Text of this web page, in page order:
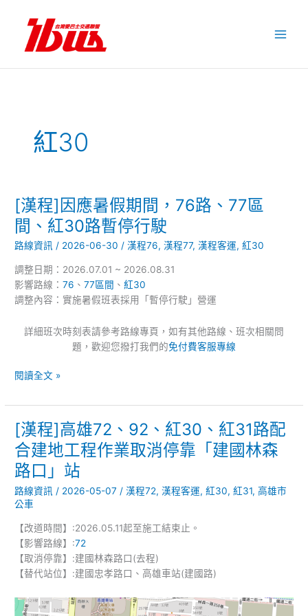
內
紅30
[漢程]因應暑假期間，76路、77區
間、紅30路暫停行駛
路線資訊 / 2026-06-30/漢程76,漢程77,漢程客運,紅30
調整日期：2026.07.01 ~ 2026.08.31
影響路線：76 、77區間 、紅30
調整內容：實施暑假班表採用「暫停行駛」營運
詳細班次時刻表請參考路線專頁，如有其他路線、班次相關問
題，歡迎您撥打我們的免付費客服專線
[漢
程]
因
應
暑
假
期
間，
路、
間、
路
暫
停
行
駛
閱讀全文 »
[漢程]高雄72、92、紅30、紅31路配
合建地工程作業取消停靠「建國林森
路口」站
路線資訊 / 2026-05-07 /漢程72,漢程客運,紅30,紅31,高雄市
公車
【改道時間】:2026.05.11起至施工結束止。
【影響路線】:72
【取消停靠】:建國林森路口(去程)
【替代站位】:建國忠孝路口、高雄車站(建國路)
[漢
程]
高
雄
72、
92、
30、
紅
31
路
合